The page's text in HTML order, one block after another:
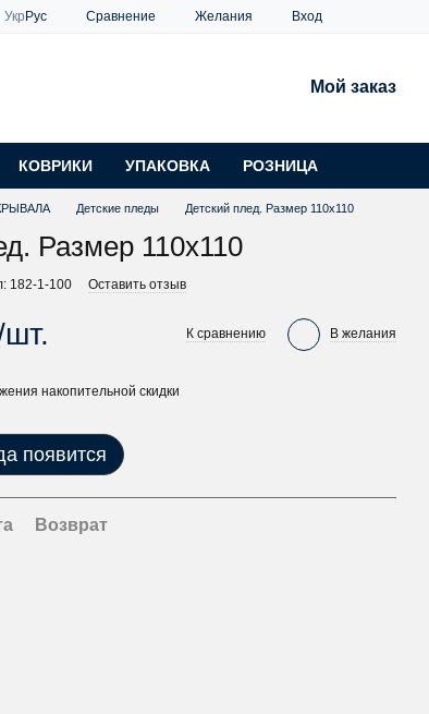
Укр Рус Сравнение Желания Вход
Мой заказ
КОВРИКИ УПАКОВКА РОЗНИЦА
Детские пледы Детский плед. Размер 110х110
Размер 110х110
182-1-100 Оставить отзыв
К сравнению В желания
накопительной скидки
появится
Возврат